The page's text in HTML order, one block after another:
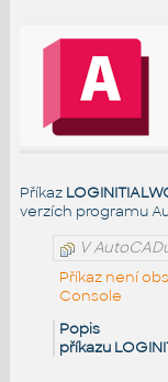
Příkaz
verzích programu
V
Příkaz není
Console
Popis
příkazu